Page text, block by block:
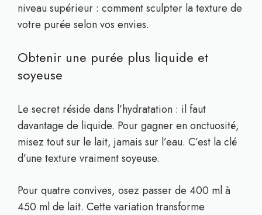
niveau supérieur : comment sculpter la texture de
votre purée selon vos envies.
Obtenir une purée plus liquide et
soyeuse
Le secret réside dans l’hydratation : il faut
davantage de liquide. Pour gagner en onctuosité,
misez tout sur le lait, jamais sur l’eau. C’est la clé
d’une texture vraiment soyeuse.
Pour quatre convives, osez passer de 400 ml à
450 ml de lait. Cette variation transforme